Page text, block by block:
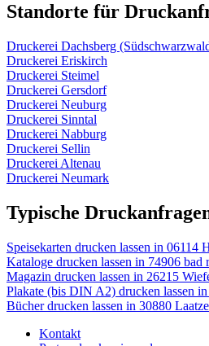
Standorte für
Druckerei Dachsberg
Druckerei Eriskirch
Druckerei Steimel
Druckerei Gersdorf
Druckerei Neuburg
Druckerei Sinntal
Druckerei Nabburg
Druckerei Sellin
Druckerei Altenau
Druckerei Neumark
Typische
Speisekarten drucken lassen in 06114
Kataloge drucken lassen in 74906 bad
Magazin drucken lassen in 26215
Plakate (bis DIN A2) drucken lassen
Bücher drucken lassen in 30880
Kontakt